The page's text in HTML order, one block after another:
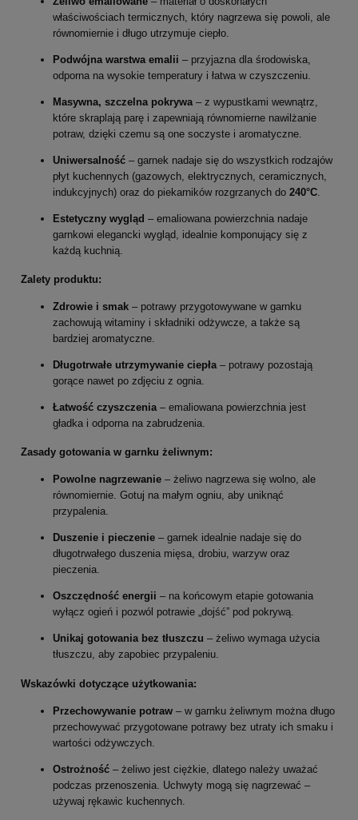
właściwościach termicznych, który nagrzewa się powoli, ale
równomiernie i długo utrzymuje ciepło.
Podwójna warstwa emalii – przyjazna dla środowiska,
odporna na wysokie temperatury i łatwa w czyszczeniu.
Masywna, szczelna pokrywa – z wypustkami wewnątrz,
które skraplają parę i zapewniają równomierne nawilżanie
potraw, dzięki czemu są one soczyste i aromatyczne.
Uniwersalność – garnek nadaje się do wszystkich rodzajów
płyt kuchennych (gazowych, elektrycznych, ceramicznych,
indukcyjnych) oraz do piekarników rozgrzanych do 240°C
Estetyczny wygląd – emaliowana powierzchnia nadaje
garnkowi elegancki wygląd, idealnie komponujący się z
każdą kuchnią.
Zalety produktu:
Zdrowie i smak – potrawy przygotowywane w garnku
zachowują witaminy i składniki odżywcze, a także są
bardziej aromatyczne.
Długotrwałe utrzymywanie ciepła– potrawy pozostają
gorące nawet po zdjęciu z ognia.
Łatwość czyszczenia– emaliowana powierzchnia jest
gładka i odporna na zabrudzenia.
Zasady gotowania w garnku żeliwnym:
Powolne nagrzewanie – żeliwo nagrzewa się wolno, ale
równomiernie. Gotuj na małym ogniu, aby uniknąć
przypalenia.
Duszenie i pieczenie – garnek idealnie nadaje się do
długotrwałego duszenia mięsa, drobiu, warzyw oraz
pieczenia.
Oszczędność energii – na końcowym etapie gotowania
wyłącz ogień i pozwól potrawie „dojść” pod pokrywą.
Unikaj gotowania bez tłuszczu – żeliwo wymaga użycia
tłuszczu, aby zapobiec przypaleniu.
Wskazówki dotyczące użytkowania:
Przechowywanie potraw – w garnku żeliwnym można długo
przechowywać przygotowane potrawy bez utraty ich smaku i
wartości odżywczych.
Ostrożność – żeliwo jest ciężkie, dlatego należy uważać
podczas przenoszenia. Uchwyty mogą się nagrzewać –
używaj rękawic kuchennych.